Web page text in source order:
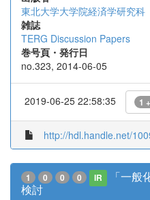
東北大学大学院経済学研究科
雑誌
TERG Discussion Papers
巻号頁・発行日
no.323, 2014-06-05
2019-06-25 22:58:35 1
http://hdl.handle.net/
1 0 0 0 IR
「一
検討